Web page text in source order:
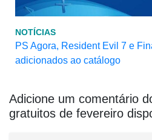
NOTÍCIAS
PS Agora, Resident Evil 7 e
adicionados ao catálogo
Adicione um comentário
gratuitos de fevereiro